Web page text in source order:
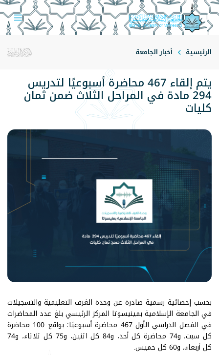
الرئيسية أخبار الجامعة
يتم إلقاء 467 محاضرة أسبوعيًا لتدريس
294 مادة في المراحل الثلاث ضمن ثمان
كليات
بحسب إحصائية رسمية صادرة عن وحدة الغرف التعليمية والتسجيلات
في الجامعة الإسلامية بمينيسوتا المركز الرئيسي بلغ عدد المحاضرات
في الفصل الدراسي الأول 467 محاضرة أسبوعيًا؛ بواقع 100 محاضرة
كل سبت، و74 محاضرة كل أحد، و84 كل اثنين، و75 كل ثلاثاء، و74
كل أربعاء، و60 كل خميس.